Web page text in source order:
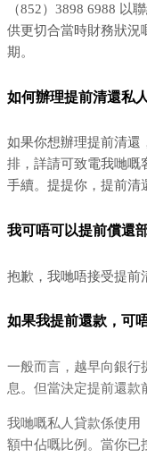
（852）3898 6988 以
供更切合當時財務狀況
期。
如何辦理提前清還私
如果你想辦理提前清還
排，詳請可致電我哋嘅
手續。提提你，提前清
我可唔可以提前償還
抱歉，我哋唔接受提前
如果我提前還款，可
一般而言，越早向銀行
息。但當決定提前還款
我哋嘅私人貸款係使用
額中佔嘅比例。當你已